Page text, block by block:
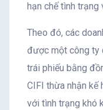
hạn chế tình trạng
Theo đó, các
được một công ty
trái phiếu bằng
CIFI thừa nhận kế
với tình trạng khó